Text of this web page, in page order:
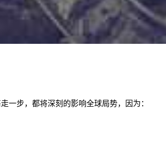
一步，都将深刻的影响全球局势，因为：